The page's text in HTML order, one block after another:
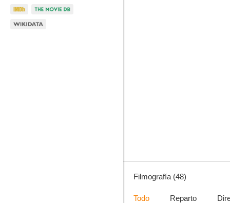
Filmografía (48)
Todo Reparto